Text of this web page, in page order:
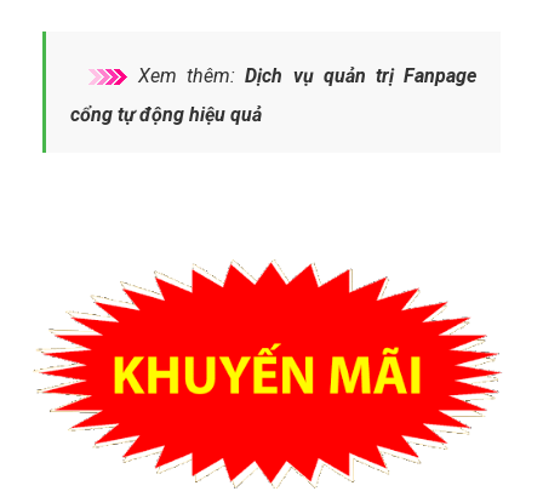
Xem thêm:Dịch vụ quản trị Fanpage
cổng tự động hiệu quả